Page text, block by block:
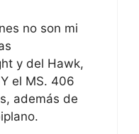
no son mi
y del Hawk,
el MS. 406
además de